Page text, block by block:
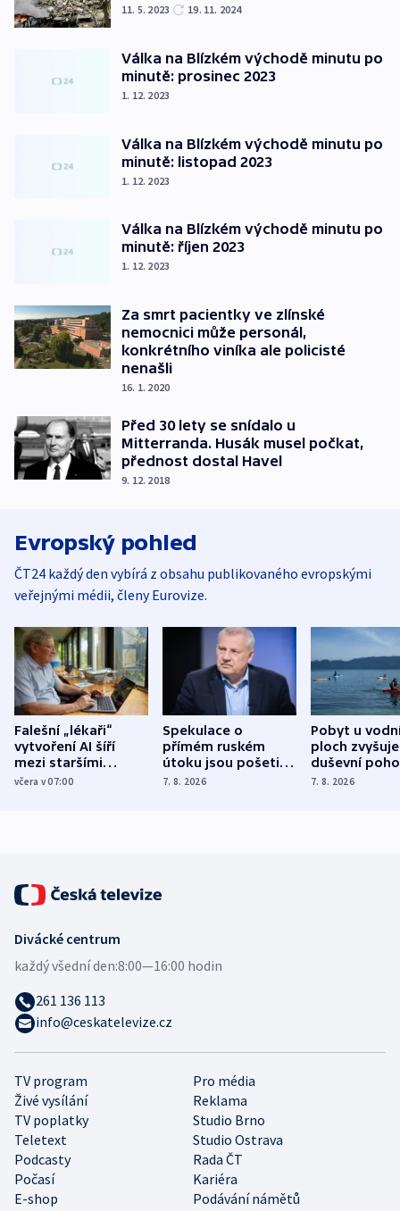
11. 5. 2023 19. 11. 2024
Válka na Blízkém východě minutu po
minutě: prosinec 2023
1. 12. 2023
Válka na Blízkém východě minutu po
minutě: listopad 2023
1. 12. 2023
Válka na Blízkém východě minutu po
minutě: říjen 2023
1. 12. 2023
Za smrt pacientky ve zlínské
nemocnici může personál,
konkrétního viníka ale policisté
nenašli
16. 1. 2020
Před 30 lety se snídalo u
Mitterranda. Husák musel počkat,
přednost dostal Havel
9. 12. 2018
Evropský pohled
ČT24 každý den vybírá z obsahu publikovaného evropskými
veřejnými médii, členy Eurovize.
Falešní „lékaři“
vytvoření AI šíří
mezi staršími
Poláky nebezpečné
včera v 07:00
Spekulace o
přímém ruském
útoku jsou pošetilé,
míní estonský
7. 8. 2026
Pobyt u
ploch zvyšuje
duševní
ukázala
7. 8. 2026
TV program
Pro média
Živé vysílání
Reklama
TV poplatky
Studio Brno
Teletext
Studio Ostrava
Podcasty
Rada ČT
Počasí
Kariéra
E-shop
Podávání námětů
Divácké centrum
každý všední den:8:00—16:00 hodin
261 136 113
info@ceskatelevize.cz